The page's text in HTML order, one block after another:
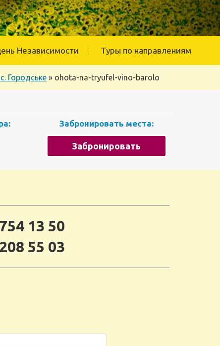
Независимости Туры по направлениям
Городське » ohota-na-tryufel-vino-barolo
Забронировать места:
Забронировать
13 50
55 03